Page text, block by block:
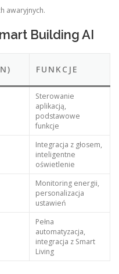
awaryjnych.
Building AI
FUNKCJE
Sterowanie
aplikacją,
podstawowe
funkcje
Integracja z głosem,
inteligentne
oświetlenie
Monitoring energii,
personalizacja
ustawień
Pełna
automatyzacja,
integracja z Smart
Living